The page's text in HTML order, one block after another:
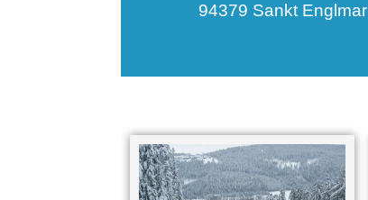
94379 Sankt Englmar